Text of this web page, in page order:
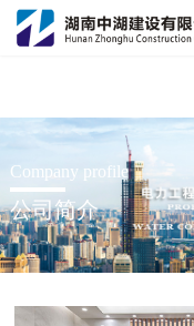
爱游戏
Company profile
公司简介